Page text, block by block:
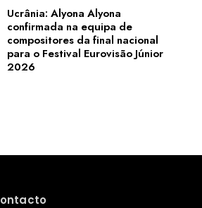
Ucrânia: Alyona Alyona
confirmada na equipa de
compositores da final nacional
para o Festival Eurovisão Júnior
2026